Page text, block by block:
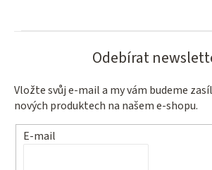
k
v
p
i
Odebírat
Vložte svůj e-mail a my vám budeme
nových produktech na našem e-shopu.
E-mail